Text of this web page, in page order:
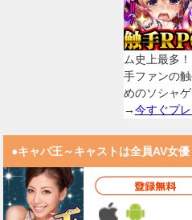
ム史上最多
手ファンの
めのソシャ
→今すぐプレ
●キャバ王～キャストは全員AV女優